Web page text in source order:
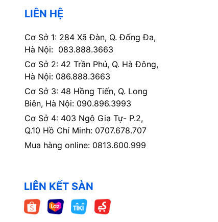
LIÊN HỆ
Cơ Sở 1: 284 Xã Đàn, Q. Đống Đa,
Hà Nội: 083.888.3663
Cơ Sở 2: 42 Trần Phú, Q. Hà Đông,
Hà Nội: 086.888.3663
Cơ Sở 3: 48 Hồng Tiến, Q. Long
Biên, Hà Nội: 090.896.3993
Cơ Sở 4: 403 Ngô Gia Tự- P.2,
Q.10 Hồ Chí Minh: 0707.678.707
Mua hàng online: 0813.600.999
LIÊN KẾT SÀN